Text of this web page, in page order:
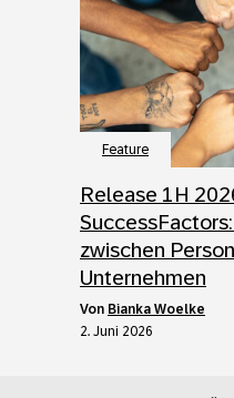
Feature
Release 1H
zwischen
Unternehmen
von Bianka Woelke
2. Juni 2026